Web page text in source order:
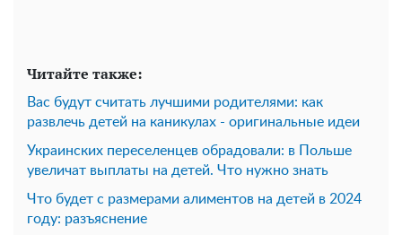
Читайте также:
Вас будут считать лучшими родителями: как
развлечь детей на каникулах - оригинальные идеи
Украинских переселенцев обрадовали: в Польше
увеличат выплаты на детей. Что нужно знать
Что будет с размерами алиментов на детей в 2024
году: разъяснение